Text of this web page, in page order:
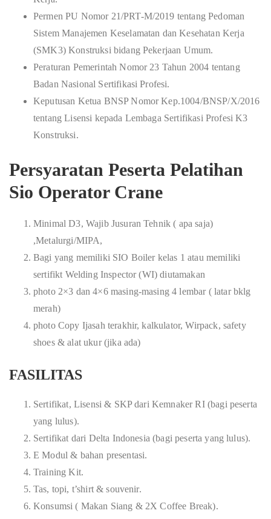
Permen PU Nomor 21/PRT-M/2019 tentang Pedoman
Sistem Manajemen Keselamatan dan Kesehatan Kerja
(SMK3) Konstruksi bidang Pekerjaan Umum.
Peraturan Pemerintah Nomor 23 Tahun 2004 tentang
Badan Nasional Sertifikasi Profesi.
Keputusan Ketua BNSP Nomor Kep.1004/BNSP/X/2016
tentang Lisensi kepada Lembaga Sertifikasi Profesi K3
Konstruksi.
Persyaratan Peserta Pelatihan
Sio Operator Crane
Minimal D3, Wajib Jusuran Tehnik ( apa saja)
,Metalurgi/MIPA,
Bagi yang memiliki SIO Boiler kelas 1 atau memiliki
sertifikt Welding Inspector (WI) diutamakan
photo 2×3 dan 4×6 masing-masing 4 lembar ( latar bklg
merah)
photo Copy Ijasah terakhir, kalkulator, Wirpack, safety
shoes & alat ukur (jika ada)
FASILITAS
Sertifikat, Lisensi & SKP dari Kemnaker RI (bagi peserta
yang lulus).
Sertifikat dari Delta Indonesia (bagi peserta yang lulus).
E Modul & bahan presentasi.
Training Kit.
Tas, topi, t’shirt & souvenir.
Konsumsi ( Makan Siang & 2X Coffee Break).